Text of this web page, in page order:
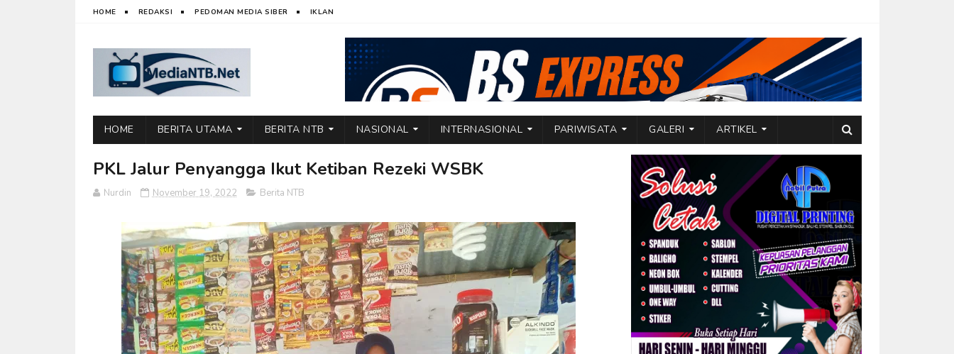
HOME REDAKSI PEDOMAN MEDIA SIBER IKLAN
HOME BERITA UTAMA BERITA NTB NASIONAL INTERNASIONAL PARIWISATA GALERI ARTIKEL
PKL Jalur Penyangga Ikut Ketiban Rezeki WSBK
Nurdin November 19, 2022 Berita NTB